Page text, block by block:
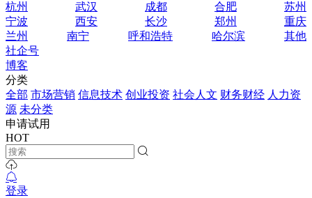
杭州
武汉 成都 合肥
苏州
宁波
西安 长沙 郑州
重庆
兰州
南宁 呼和浩特 哈尔滨
其他
社企号
博客
分类
全部 市场营销 信息技术 创业投资 社会人文 财务财经 人力资
源 未分类
申请试用
HOT
登录